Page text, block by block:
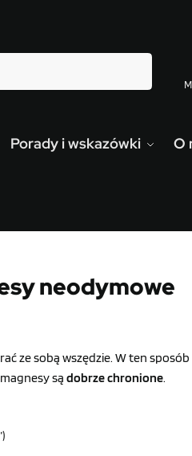
Porady i wskazówki O
neodymowe
ze sobą wszędzie. W ten
sądobrze chronione.